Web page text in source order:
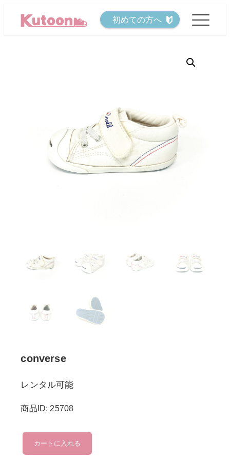
初めての方へ
converse
レンタル可能
商品ID: 25708
converse
個
カートに入れる